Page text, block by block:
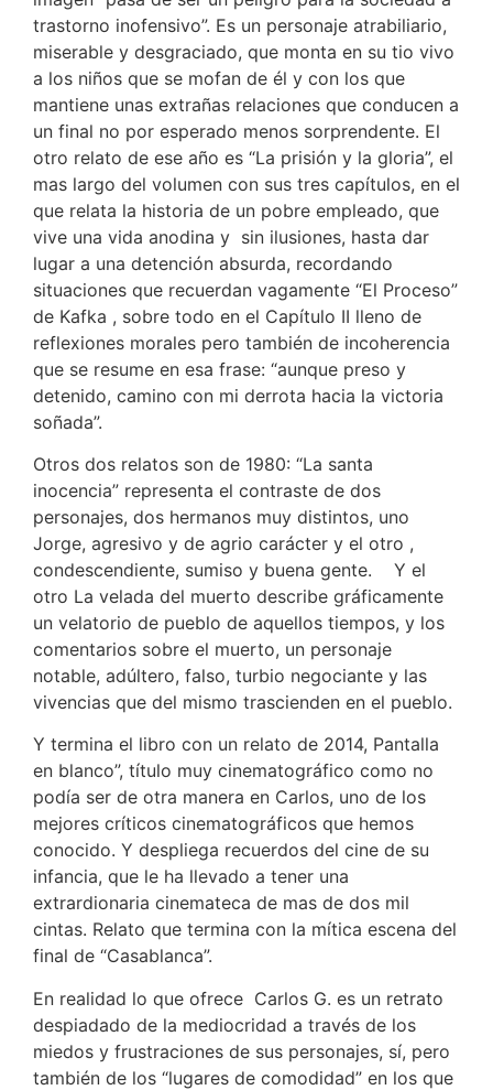
trastorno inofensivo”. Es un personaje atrabiliario,
miserable y desgraciado, que monta en su tio vivo
a los niños que se mofan de él y con los que
mantiene unas extrañas relaciones que conducen a
un final no por esperado menos sorprendente. El
otro relato de ese año es “La prisión y la gloria”, el
mas largo del volumen con sus tres capítulos, en el
que relata la historia de un pobre empleado, que
vive una vida anodina y sin ilusiones, hasta dar
lugar a una detención absurda, recordando
situaciones que recuerdan vagamente “El Proceso”
de Kafka , sobre todo en el Capítulo II lleno de
reflexiones morales pero también de incoherencia
que se resume en esa frase: “aunque preso y
detenido, camino con mi derrota hacia la victoria
soñada”.
Otros dos relatos son de 1980: “La santa
inocencia” representa el contraste de dos
personajes, dos hermanos muy distintos, uno
Jorge, agresivo y de agrio carácter y el otro ,
condescendiente, sumiso y buena gente. Y el
otro La velada del muerto describe gráficamente
un velatorio de pueblo de aquellos tiempos, y los
comentarios sobre el muerto, un personaje
notable, adúltero, falso, turbio negociante y las
vivencias que del mismo trascienden en el pueblo.
Y termina el libro con un relato de 2014, Pantalla
en blanco”, título muy cinematográfico como no
podía ser de otra manera en Carlos, uno de los
mejores críticos cinematográficos que hemos
conocido. Y despliega recuerdos del cine de su
infancia, que le ha llevado a tener una
extrardionaria cinemateca de mas de dos mil
cintas. Relato que termina con la mítica escena del
final de “Casablanca”.
En realidad lo que ofrece Carlos G. es un retrato
despiadado de la mediocridad a través de los
miedos y frustraciones de sus personajes, sí, pero
también de los “lugares de comodidad” en los que